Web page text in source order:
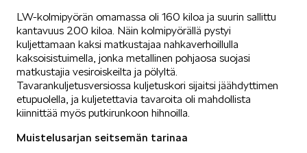
LW-kolmipyörän omamassa oli 160 kiloa ja suurin sallittu
kantavuus 200 kiloa. Näin kolmipyörällä pystyi
kuljettamaan kaksi matkustajaa nahkaverhoillulla
kaksoisistuimella, jonka metallinen pohjaosa suojasi
matkustajia vesiroiskeilta ja pölyltä.
Tavarankuljetusversiossa kuljetuskori sijaitsi jäähdyttimen
etupuolella, ja kuljetettavia tavaroita oli mahdollista
kiinnittää myös putkirunkoon hihnoilla.
Muistelusarjan seitsemän tarinaa